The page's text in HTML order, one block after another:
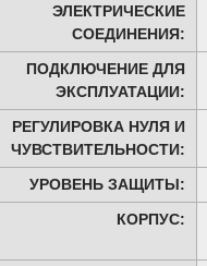
ЭЛЕКТРИЧЕСКИЕ
СОЕДИНЕНИЯ:
ПОДКЛЮЧЕНИЕ ДЛЯ
ЭКСПЛУАТАЦИИ:
РЕГУЛИРОВКА НУЛЯ И
ЧУВСТВИТЕЛЬНОСТИ:
УРОВЕНЬ ЗАЩИТЫ:
КОРПУС: